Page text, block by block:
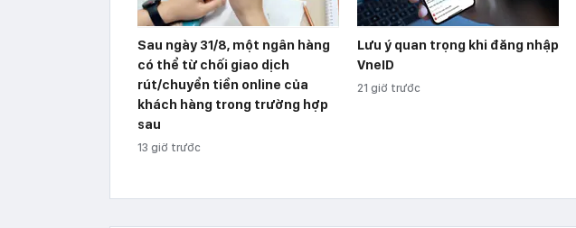
Sau ngày 31/8, một ngân hàng
có thể từ chối giao dịch
rút/chuyển tiền online của
khách hàng trong trường hợp
sau
13 giờ trước
Lưu ý quan trọng khi đăng nhập
VneID
21 giờ trước